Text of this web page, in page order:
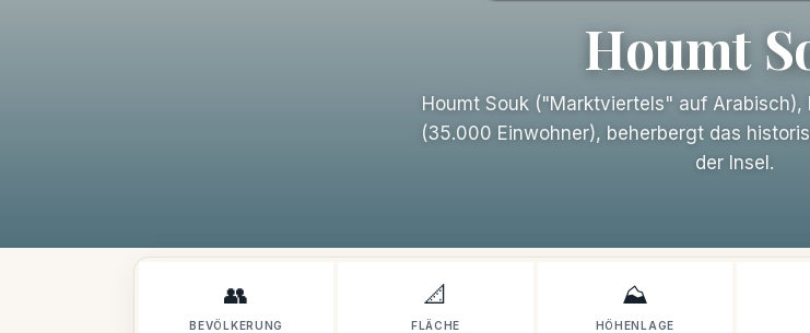
Houmt
Houmt Souk ("Marktviertels" auf Arabisch),
(35.000 Einwohner), beherbergt das
der Insel.
👥
BEVÖLKERUNG
📐
FLÄCHE
⛰️
HÖHENLAGE